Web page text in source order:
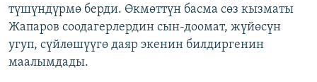
түшүндүрмө берди. Өкмөттүн басма сөз кызматы
Жапаров соодагерлердин сын-доомат, жүйөсүн
угуп, сүйлөшүүгө даяр экенин билдиргенин
маалымдады.